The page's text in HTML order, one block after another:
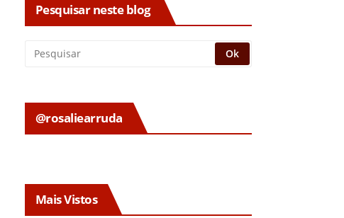
Pesquisar neste blog
@rosaliearruda
Mais Vistos